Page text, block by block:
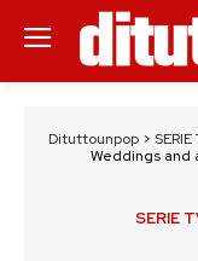
Dituttounpop> SERIE
Weddings and
SERIE